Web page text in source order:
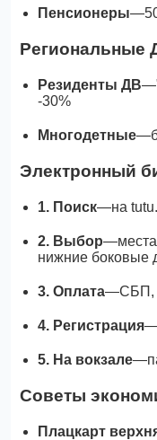
Пенсионеры
Региональные
Резиденты ДВ
-30%
Многодетные
Электронный
1. Поиск—на
2. Выбор—места
нижние боковые
3. Оплата—СБП,
4. Регистрация
5. На вокзале
Советы
Плацкарт